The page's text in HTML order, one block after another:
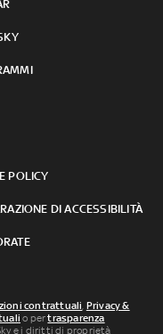
POLICY
DI ACCESSIBILITÀ
contrattuali Privacy &
o pertrasparenza
e i diritti di proprietà